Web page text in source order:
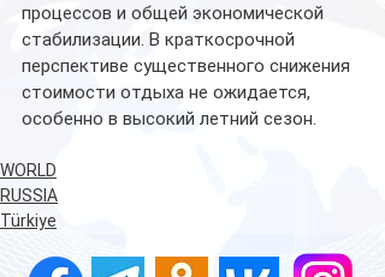
процессов и общей экономической
стабилизации. В краткосрочной
перспективе существенного снижения
стоимости отдыха не ожидается,
особенно в высокий летний сезон.
WORLD
RUSSIA
Türkiye